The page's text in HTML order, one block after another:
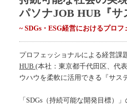
パソナJOB HUB『サ
~ SDGs・ESG経営におけるプロ
プロフェッショナルによる経営課
HUB (本社：東京都千代田区、代
ウハウを柔軟に活用できる『サス
「SDGs（持続可能な開発目標）